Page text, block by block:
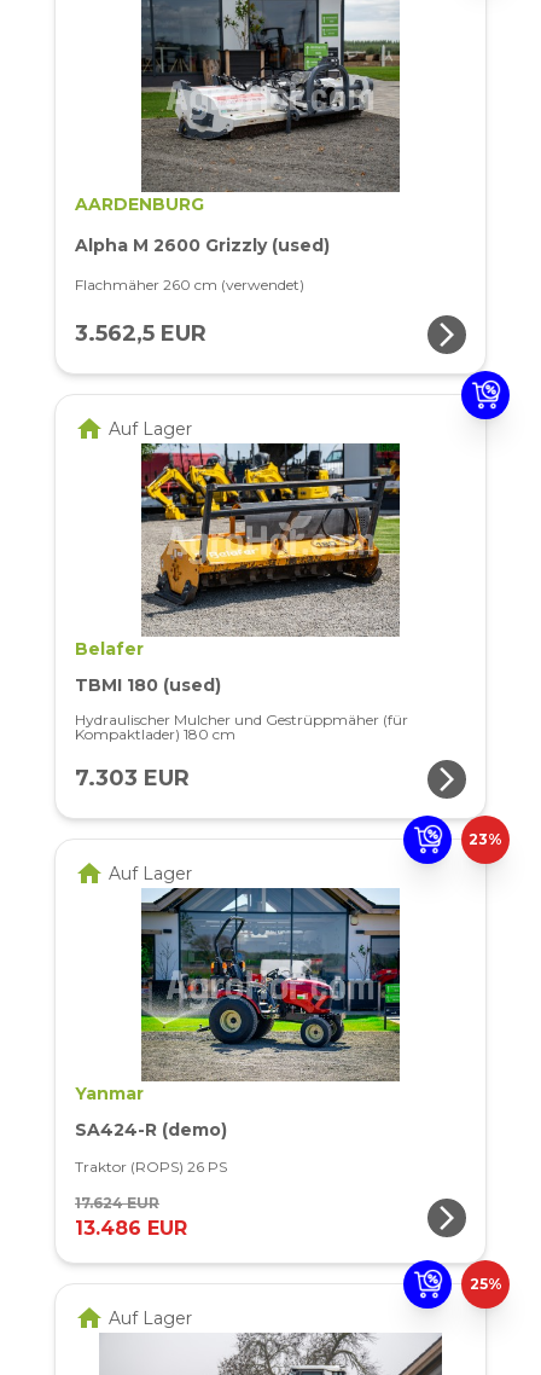
AARDENBURG
Alpha M 2600 Grizzly (used)
Flachmäher 260 cm (verwendet)
3.562,5 EUR arrow_forward_ios
home Auf Lager
Belafer
TBMI 180 (used)
Hydraulischer Mulcher und Gestrüppmäher (für
Kompaktlader) 180 cm
7.303 EUR arrow_forward_ios
23%
home Auf Lager
Yanmar
SA424-R (demo)
Traktor (ROPS) 26 PS
17.624 EUR
13.486 EUR arrow_forward_ios
25%
home Auf Lager